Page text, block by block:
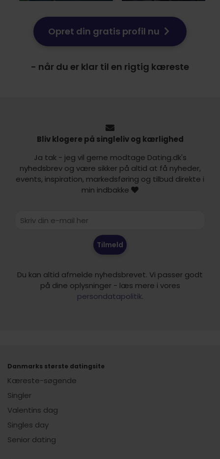
Opret din gratis profil nu
- når du er klar til en rigtig kæreste
Bliv klogere på singleliv og kærlighed
Ja tak - jeg vil gerne modtage Dating.dk's
nyhedsbrev og være sikker på altid at få nyheder,
events, inspiration, markedsføring og tilbud direkte i
min indbakke
Tilmeld
Du kan altid afmelde nyhedsbrevet. Vi passer godt
på dine oplysninger - læs mere i vores
persondatapolitik.
Danmarks største datingsite
Kæreste-søgende
Singler
Valentins dag
Singles day
Senior dating